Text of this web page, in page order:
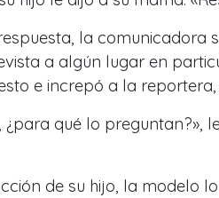
la comunicadora
a algún lugar en
e increpó a la
¿para qué lo preguntan?»,
de su hijo, la modelo